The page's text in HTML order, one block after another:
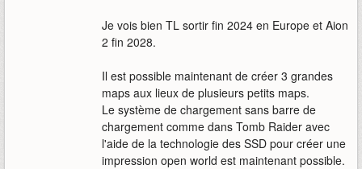
Je vois bien TL sortir fin 2024 en Europe et Aion
2 fin 2028.
Il est possible maintenant de créer 3 grandes
maps aux lieux de plusieurs petits maps.
Le système de chargement sans barre de
chargement comme dans Tomb Raider avec
l'aide de la technologie des SSD pour créer une
impression open world est maintenant possible.